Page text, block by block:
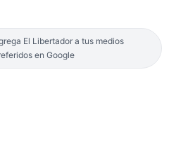
El Libertador a tus medios
en Google